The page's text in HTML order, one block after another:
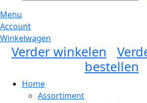
Menu
Account
Winkelwagen
Verder winkelen
bestellen
Home
Assortiment